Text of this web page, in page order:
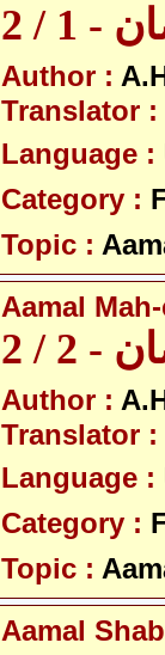
1 / 2
Author :
Translator :
Language :
Category :
Topic :
Aamal
2 / 2
Author :
Translator :
Language :
Category :
Topic :
Aamal